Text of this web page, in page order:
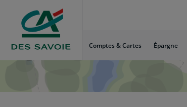
Aller au
Contenu
Comptes & Cartes Épargne